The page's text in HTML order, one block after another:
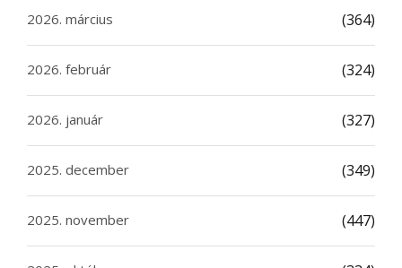
2026. március (364)
2026. február (324)
2026. január (327)
2025. december (349)
2025. november (447)